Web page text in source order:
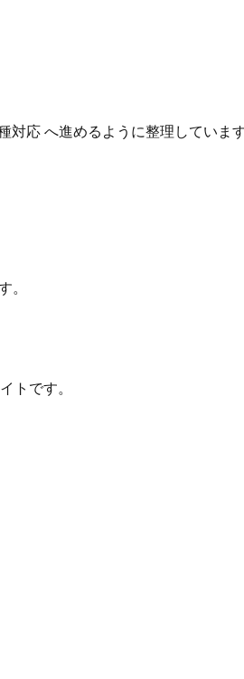
対応 へ進めるように整理していま
。
トです。